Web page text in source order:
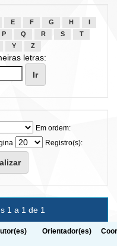
E F G H
P Q R S
T
Y Z
letras:
Em ordem:
Registro(s):
1 a 1 de 1
Orientador(es)